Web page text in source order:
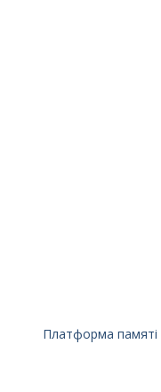
Платформа памяті